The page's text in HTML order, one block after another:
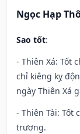
Ngọc Hạp
Sao tốt:
- Thiên Xá: Tốt
chỉ kiêng kỵ
ngày Thiên Xá
- Thiên Tài: Tốt
trương.